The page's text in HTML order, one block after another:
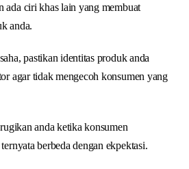
ada ciri khas lain yang membuat
anda.
pastikan identitas produk anda
agar tidak mengecoh konsumen yang
anda ketika konsumen
berbeda dengan ekpektasi.